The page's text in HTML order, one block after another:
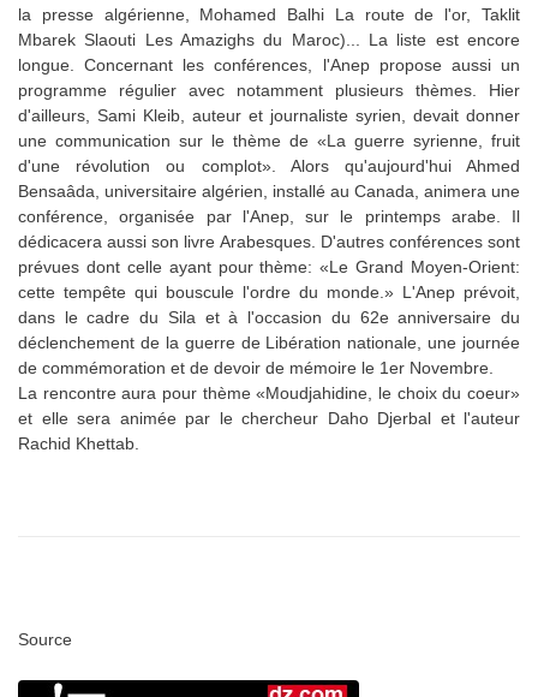
la presse algérienne, Mohamed Balhi La route de l'or, Taklit
Mbarek Slaouti Les Amazighs du Maroc)... La liste est encore
longue. Concernant les conférences, l'Anep propose aussi un
programme régulier avec notamment plusieurs thèmes. Hier
d'ailleurs, Sami Kleib, auteur et journaliste syrien, devait donner
une communication sur le thème de «La guerre syrienne, fruit
d'une révolution ou complot». Alors qu'aujourd'hui Ahmed
Bensaâda, universitaire algérien, installé au Canada, animera une
conférence, organisée par l'Anep, sur le printemps arabe. Il
dédicacera aussi son livre Arabesques. D'autres conférences sont
prévues dont celle ayant pour thème: «Le Grand Moyen-Orient:
cette tempête qui bouscule l'ordre du monde.» L'Anep prévoit,
dans le cadre du Sila et à l'occasion du 62e anniversaire du
déclenchement de la guerre de Libération nationale, une journée
de commémoration et de devoir de mémoire le 1er Novembre.
La rencontre aura pour thème «Moudjahidine, le choix du coeur»
et elle sera animée par le chercheur Daho Djerbal et l'auteur
Rachid Khettab.
Source